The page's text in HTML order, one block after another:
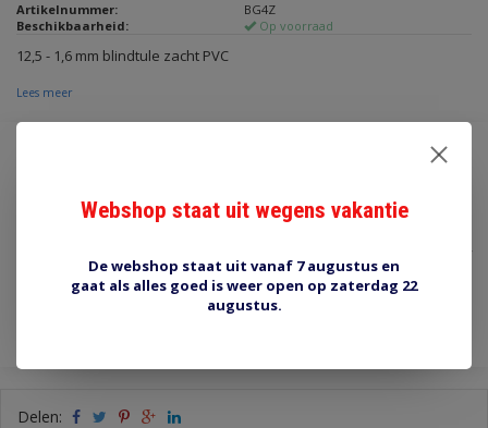
Artikelnummer:
BG4Z
Beschikbaarheid:
Op voorraad
12,5 - 1,6 mm blindtule zacht PVC
Lees meer
Toevoegen aan winkelwagen
Delen:
Webshop staat uit wegens vakantie
De webshop staat uit vanaf 7 augustus en
gaat als alles goed is weer open op zaterdag 22
augustus.